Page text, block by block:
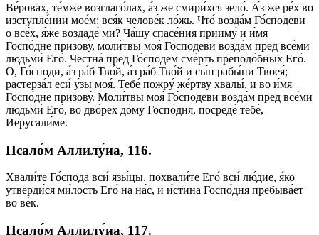
Ве́ровах, те́мже возглаго́лах, а́з же смири́хся зело́. А́з же ре́х во
изступле́нии мое́м: вся́к челове́к ло́жь. Что́ возда́м Го́сподеви
о все́х, я́же воздаде́ ми? Ча́шу спасе́ния прииму́ и и́мя
Госпо́дне призову́, моли́твы моя́ Го́сподеви возда́м пред все́ми
людьми́ Его́. Честна́ пред Го́сподем сме́рть преподо́бных Его́.
О, Го́споди, а́з ра́б Тво́й, а́з ра́б Тво́й и сы́н рабы́ни Твоея́;
растерза́л еси́ у́зы моя́. Тебе́ пожру́ же́ртву хвалы́, и во и́мя
Госпо́дне призову́. Моли́твы моя́ Го́сподеви возда́м пред все́ми
людьми́ Его́, во дво́рех до́му Госпо́дня, посреде́ тебе́,
Иерусали́ме.
Псало́м Аллилу́иа, 116.
Хвали́те Го́спода вси́ язы́цы, похвали́те Его́ вси́ лю́дие, я́ко
утверди́ся ми́лость Его́ на на́с, и и́стина Госпо́дня пребыва́ет
во ве́к.
Псало́м Аллилу́иа, 117.